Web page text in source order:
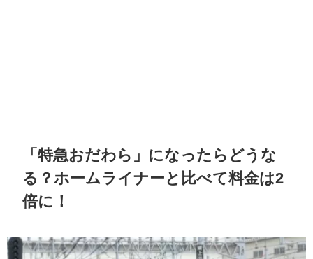
「特急おだわら」になったらどうな
る？ホームライナーと比べて料金は2
倍に！